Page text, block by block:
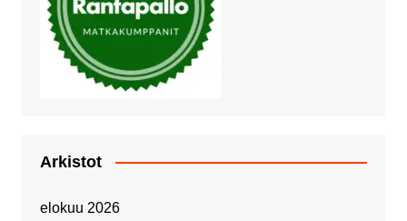
Arkistot
elokuu 2026